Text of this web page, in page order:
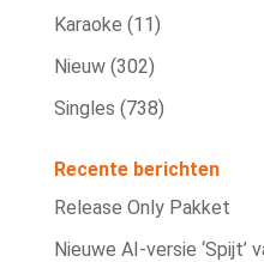
Karaoke (11)
Nieuw (302)
Singles (738)
Recente berichten
Release Only Pakket
Nieuwe AI‑versie ‘Spijt’